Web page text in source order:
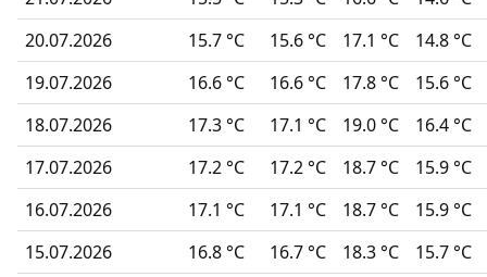
20.07.2026
15.7 °C 15.6 °C 17.1 °C
14.8 °C
19.07.2026
16.6 °C 16.6 °C 17.8 °C
15.6 °C
18.07.2026
17.3 °C 17.1 °C 19.0 °C
16.4 °C
17.07.2026
17.2 °C 17.2 °C 18.7 °C
15.9 °C
16.07.2026
17.1 °C 17.1 °C 18.7 °C
15.9 °C
15.07.2026
16.8 °C 16.7 °C 18.3 °C
15.7 °C